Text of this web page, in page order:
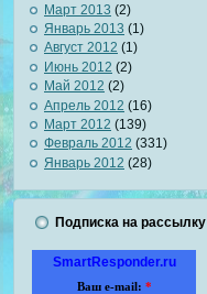
Март 2013 (2)
Январь 2013 (1)
Август 2012 (1)
Июнь 2012 (2)
Май 2012 (2)
Апрель 2012 (16)
Март 2012 (139)
Февраль 2012 (331)
Январь 2012 (28)
Подписка на рассылку
SmartResponder.ru
Ваш e-mail: *